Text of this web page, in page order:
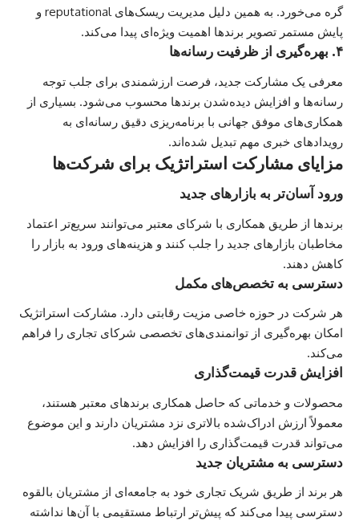
گره می‌خورد. به همین دلیل مدیریت ریسک‌های reputational و
پایش مستمر تصویر برندها اهمیت ویژه‌ای پیدا می‌کند.
۴. بهره‌گیری از ظرفیت رسانه‌ها
معرفی یک مشارکت جدید، فرصت ارزشمندی برای جلب توجه
رسانه‌ها و افزایش دیده‌شدن برندها محسوب می‌شود. بسیاری از
همکاری‌های موفق جهانی با برنامه‌ریزی دقیق رسانه‌ای به
رویدادهای خبری مهم تبدیل شده‌اند.
مزایای مشارکت استراتژیک برای شرکت‌ها
ورود آسان‌تر به بازارهای جدید
برندها از طریق همکاری با شرکای معتبر می‌توانند سریع‌تر اعتماد
مخاطبان بازارهای جدید را جلب کنند و هزینه‌های ورود به بازار را
کاهش دهند.
دسترسی به تخصص‌های مکمل
هر شرکت در حوزه خاصی مزیت رقابتی دارد. مشارکت استراتژیک
امکان بهره‌گیری از توانمندی‌های تخصصی شرکای تجاری را فراهم
می‌کند.
افزایش قدرت قیمت‌گذاری
محصولات و خدماتی که حاصل همکاری برندهای معتبر هستند،
معمولاً ارزش ادراک‌شده بالاتری نزد مشتریان دارند و این موضوع
می‌تواند قدرت قیمت‌گذاری را افزایش دهد.
دسترسی به مشتریان جدید
هر برند از طریق شریک تجاری خود به جامعه‌ای از مشتریان بالقوه
دسترسی پیدا می‌کند که پیش‌تر ارتباط مستقیمی با آن‌ها نداشته